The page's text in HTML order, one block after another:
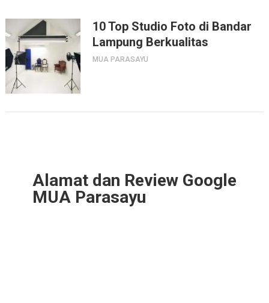
10 Top Studio Foto di Bandar
Lampung Berkualitas
MUA PARASAYU
Alamat dan Review Google
MUA Parasayu